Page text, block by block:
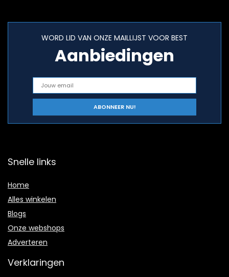
WORD LID VAN ONZE MAILLIJST VOOR BEST
Aanbiedingen
Snelle links
Home
Alles winkelen
Blogs
Onze webshops
Adverteren
Verklaringen